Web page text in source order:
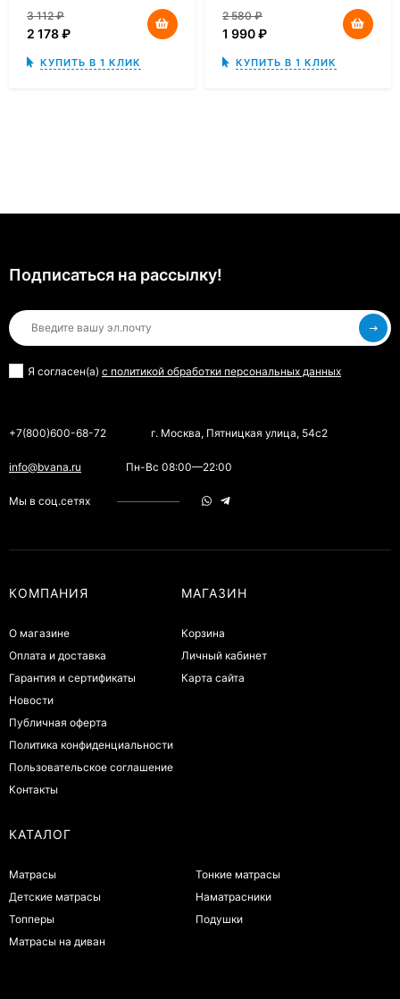
3 112₽
2 178₽
КУПИТЬ В 1 КЛИК
2 580₽
1 990₽
КУПИТЬ В 1 КЛИК
Подписаться на рассылкy!
Я согласен(a) с политикой обработки персональных данных
+7(800)600-68-72 г. Москва, Пятницкая улица, 54с2
info@bvana.ru Пн-Вс 08:00—22:00
Мы в соц.сетях
КОМПАНИЯ
О магазине
Оплата и доставка
Гарантия и сертификаты
Новости
Публичная оферта
Политика конфиденциальности
Пользовательское соглашение
Контакты
МАГАЗИН
Корзина
Личный кабинет
Карта сайта
КАТАЛОГ
Матрасы
Детские матрасы
Топперы
Матрасы на диван
Тонкие матрасы
Наматрасники
Подушки